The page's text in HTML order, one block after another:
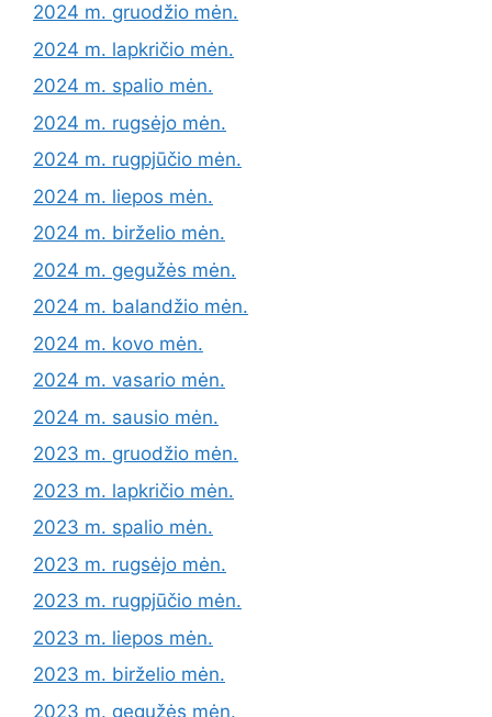
2024 m. gruodžio mėn.
2024 m. lapkričio mėn.
2024 m. spalio mėn.
2024 m. rugsėjo mėn.
2024 m. rugpjūčio mėn.
2024 m. liepos mėn.
2024 m. birželio mėn.
2024 m. gegužės mėn.
2024 m. balandžio mėn.
2024 m. kovo mėn.
2024 m. vasario mėn.
2024 m. sausio mėn.
2023 m. gruodžio mėn.
2023 m. lapkričio mėn.
2023 m. spalio mėn.
2023 m. rugsėjo mėn.
2023 m. rugpjūčio mėn.
2023 m. liepos mėn.
2023 m. birželio mėn.
2023 m. gegužės mėn.